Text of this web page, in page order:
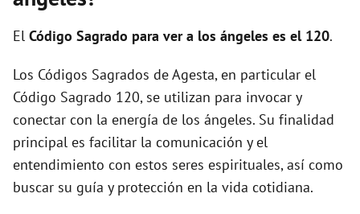
e
o
El Código Sagrado para ver a los ángeles es el 120.
Los Códigos Sagrados de Agesta, en particular el
Código Sagrado 120, se utilizan para invocar y
conectar con la energía de los ángeles. Su finalidad
principal es facilitar la comunicación y el
entendimiento con estos seres espirituales, así como
buscar su guía y protección en la vida cotidiana.